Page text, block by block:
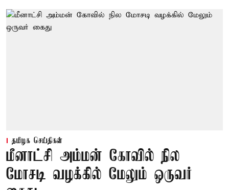
தமிழக செய்திகள்
மீனாட்சி அம்மன் கோவில் நில
மோசடி வழக்கில் மேலும் ஒருவர்